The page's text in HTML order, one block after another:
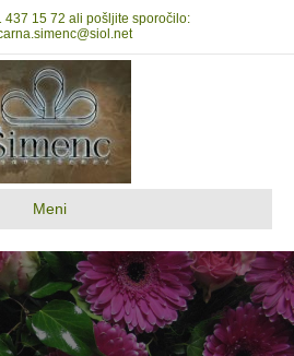
437 15 72 ali pošljite sporočilo:
Meni